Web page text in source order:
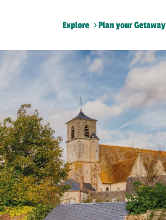
Explore Plan your Getaway